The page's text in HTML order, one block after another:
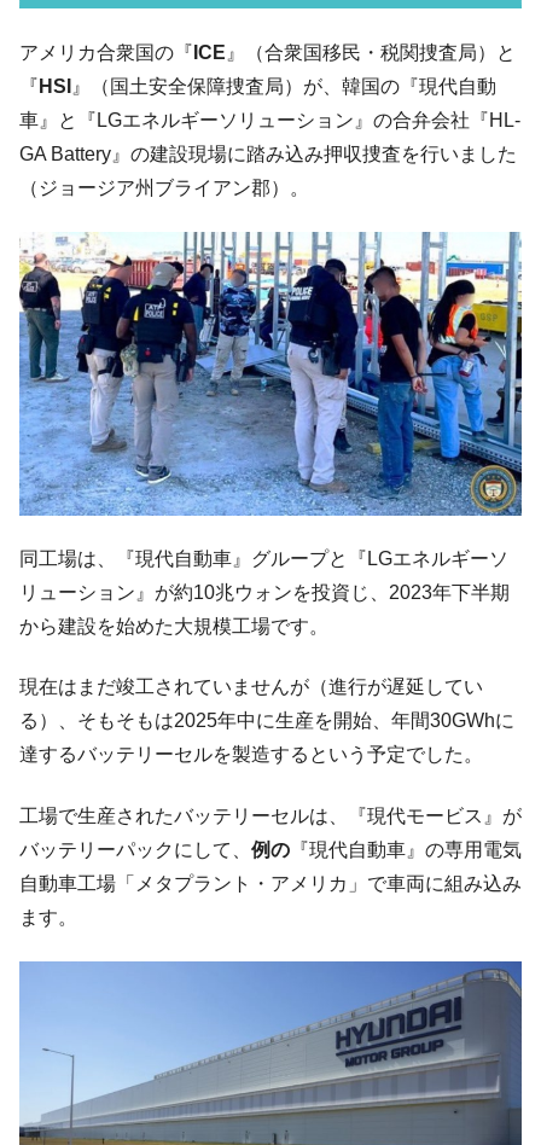
『Money1』
韓国メディアが「韓国政府と李在明が吊る
『Money1』
韓国07月･物価指数「2.8％」に低下 ⇒ 実は
『Money1』
韓国･猛暑でソウル市全域「猛暑重大警報」
発令。李在明「猛暑・干ばつ対処状況点検会議」
07月販売台数は去年のほぼ半分「71台」しか売れなかっ
た。『起亜』は9台だけ
『Money1』
韓国「信用赦免を何回やっても、何回やっ
ても」⇒ 257万人赦免したのに60万人がまた延滞者に転
落！
『Money1』
韓国K9専用砲弾･装薬自動供給装甲車両･珍
兵器「K10」が改良に乗り出す。
『Money1』
韓国「2026年07月の輸出入」絶好調。半導
体だけで410億ドル、輸出全体の41％もある
や、若者に起業させよう」⇒ どんな雇用対策だソレ。
『Money1』
【韓国の外貨準備】2026年07月は4,279億ド
ル。外平債の発行「19.4億ドル」
ーにウソのデータを入力したのは明白だ」
『Money1』
韓国･李在明さっそく不動産対策で浅薄な発
言。
だ。
『Money1』
『韓国銀行』が「金の保有量を増やしま
す」⇒「金を経由するドル入手」手段ではないのか？
『Money1』
ル」まで拡大 ⇒ 海外資金の動きに強く左右される状態
韓国･帰ってきた李在明。李在明を支持しな
韓国大統領府ボンクラ政策室長が告発され
た ⇒ 国家が行った恐るべき株価操作であり、空前の国政壟
断
アメリカ合衆国の『 ICE 』（合衆国移民・税関捜査局）と
『 HSI 』（国土安全保障捜査局）が、韓国の『現代自動
車』と『LGエネルギーソリューション』の合弁会社『HL-
GA Battery』の建設現場に踏み込み押収捜査を行いました
（ジョージア州ブライアン郡）。
同工場は、『現代自動車』グループと『LGエネルギーソ
リューション』が約10兆ウォンを投資じ、2023年下半期
から建設を始めた大規模工場です。
現在はまだ竣工されていませんが（進行が遅延してい
る）、そもそもは2025年中に生産を開始、年間30GWhに
達するバッテリーセルを製造するという予定でした。
工場で生産されたバッテリーセルは、『現代モービス』が
バッテリーパックにして、 例の 『現代自動車』の専用電気
自動車工場「メタプラント・アメリカ」で車両に組み込み
ます。